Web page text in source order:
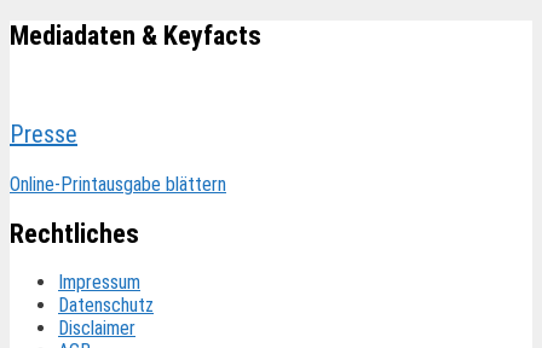
Mediadaten & Keyfacts
Presse
Online-Printausgabe blättern
Rechtliches
Impressum
Datenschutz
Disclaimer